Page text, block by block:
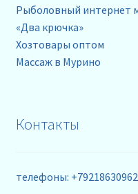
Рыболовный интернет
«Два крючка»
Хозтовары оптом
Массаж в Мурино
Контакты
телефоны: +79218630962